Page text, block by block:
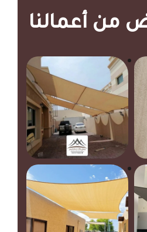
من أعمالنا